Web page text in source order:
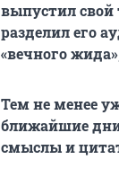
выпустил свой
разделил его
«вечного
Тем не менее
ближайшие
смыслы и